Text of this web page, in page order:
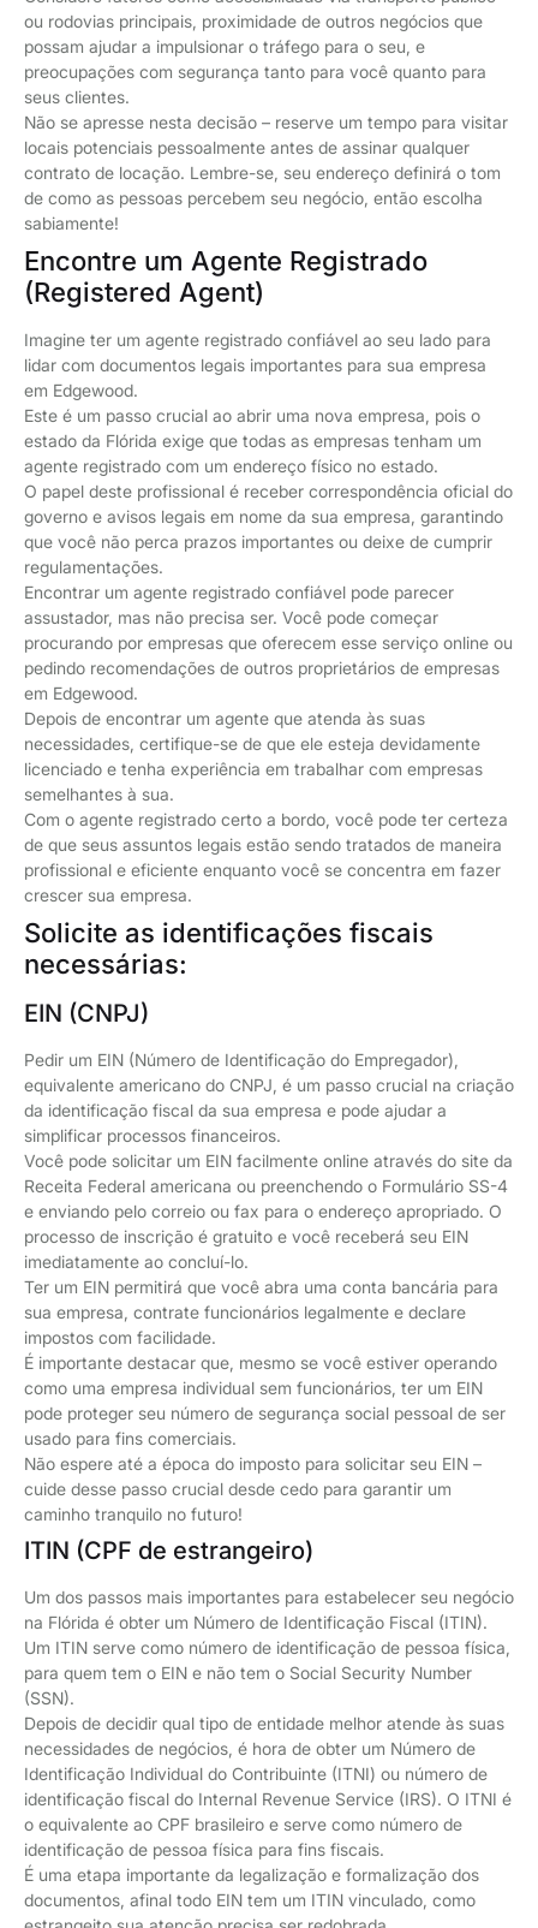
ou rodovias principais, proximidade de outros negócios que
possam ajudar a impulsionar o tráfego para o seu, e
preocupações com segurança tanto para você quanto para
seus clientes.
Não se apresse nesta decisão – reserve um tempo para visitar
locais potenciais pessoalmente antes de assinar qualquer
contrato de locação. Lembre-se, seu endereço definirá o tom
de como as pessoas percebem seu negócio, então escolha
sabiamente!
Encontre um Agente Registrado
(Registered Agent)
Imagine ter um agente registrado confiável ao seu lado para
lidar com documentos legais importantes para sua empresa
em Edgewood.
Este é um passo crucial ao abrir uma nova empresa, pois o
estado da Flórida exige que todas as empresas tenham um
agente registrado com um endereço físico no estado.
O papel deste profissional é receber correspondência oficial do
governo e avisos legais em nome da sua empresa, garantindo
que você não perca prazos importantes ou deixe de cumprir
regulamentações.
Encontrar um agente registrado confiável pode parecer
assustador, mas não precisa ser. Você pode começar
procurando por empresas que oferecem esse serviço online ou
pedindo recomendações de outros proprietários de empresas
em Edgewood.
Depois de encontrar um agente que atenda às suas
necessidades, certifique-se de que ele esteja devidamente
licenciado e tenha experiência em trabalhar com empresas
semelhantes à sua.
Com o agente registrado certo a bordo, você pode ter certeza
de que seus assuntos legais estão sendo tratados de maneira
profissional e eficiente enquanto você se concentra em fazer
crescer sua empresa.
Solicite as identificações fiscais
necessárias:
EIN (CNPJ)
Pedir um EIN (Número de Identificação do Empregador),
equivalente americano do CNPJ, é um passo crucial na criação
da identificação fiscal da sua empresa e pode ajudar a
simplificar processos financeiros.
Você pode solicitar um EIN facilmente online através do site da
Receita Federal americana ou preenchendo o Formulário SS-4
e enviando pelo correio ou fax para o endereço apropriado. O
processo de inscrição é gratuito e você receberá seu EIN
imediatamente ao concluí-lo.
Ter um EIN permitirá que você abra uma conta bancária para
sua empresa, contrate funcionários legalmente e declare
impostos com facilidade.
É importante destacar que, mesmo se você estiver operando
como uma empresa individual sem funcionários, ter um EIN
pode proteger seu número de segurança social pessoal de ser
usado para fins comerciais.
Não espere até a época do imposto para solicitar seu EIN –
cuide desse passo crucial desde cedo para garantir um
caminho tranquilo no futuro!
ITIN (CPF de estrangeiro)
Um dos passos mais importantes para estabelecer seu negócio
na Flórida é obter um Número de Identificação Fiscal (ITIN).
Um ITIN serve como número de identificação de pessoa física,
para quem tem o EIN e não tem o Social Security Number
(SSN).
Depois de decidir qual tipo de entidade melhor atende às suas
necessidades de negócios, é hora de obter um Número de
Identificação Individual do Contribuinte (ITNI) ou número de
identificação fiscal do Internal Revenue Service (IRS). O ITNI é
o equivalente ao CPF brasileiro e serve como número de
identificação de pessoa física para fins fiscais.
É uma etapa importante da legalização e formalização dos
documentos, afinal todo EIN tem um ITIN vinculado, como